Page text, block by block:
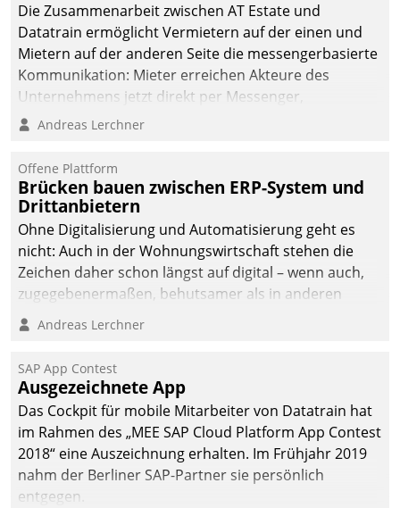
Die Zusammenarbeit zwischen AT Estate und
Datatrain ermöglicht Vermietern auf der einen und
Mietern auf der anderen Seite die messengerbasierte
Kommunikation: Mieter erreichen Akteure des
Unternehmens jetzt direkt per Messenger,
Mitarbeiter oder Dienstleister empfangen oder
Andreas Lerchner
Offene Plattform
Brücken bauen zwischen ERP-System und
Drittanbietern
Ohne Digitalisierung und Automatisierung geht es
nicht: Auch in der Wohnungswirtschaft stehen die
Zeichen daher schon längst auf digital – wenn auch,
zugegebenermaßen, behutsamer als in anderen
Branchen.
Andreas Lerchner
SAP App Contest
Ausgezeichnete App
Das Cockpit für mobile Mitarbeiter von Datatrain hat
im Rahmen des „MEE SAP Cloud Platform App Contest
2018“ eine Auszeichnung erhalten. Im Frühjahr 2019
nahm der Berliner SAP-Partner sie persönlich
entgegen.